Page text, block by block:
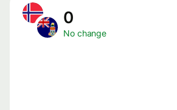
No change